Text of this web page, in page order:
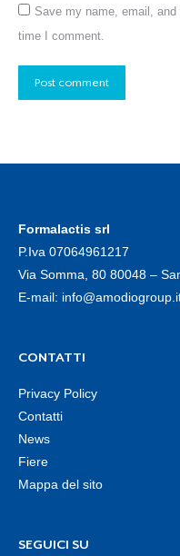
Save my name, email,
time I comment.
Post comment
Formalactis srl
P.Iva 07064961217
Via Somma, 80 80048 –
E-mail:
CONTATTI
Privacy Policy
Contatti
News
Fiere
Mappa del sito
SEGUICI SU